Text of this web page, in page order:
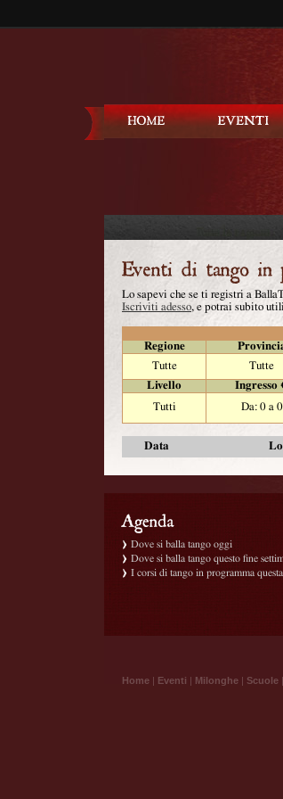
Lo sapevi che se ti registri a
Iscriviti adesso, e potrai subito
Regione
Tutte
Tutte
Livello
Ingresso
Tutti
Da: 0 a 0
Data
Dove si balla tango oggi
Dove si balla tango questo fine
I corsi di tango in programma
Home | Eventi | Milonghe | Scuole |